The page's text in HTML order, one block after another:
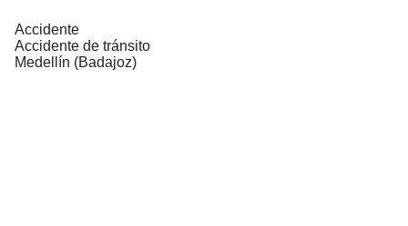
Accidente
Accidente de tránsito
Medellín (Badajoz)